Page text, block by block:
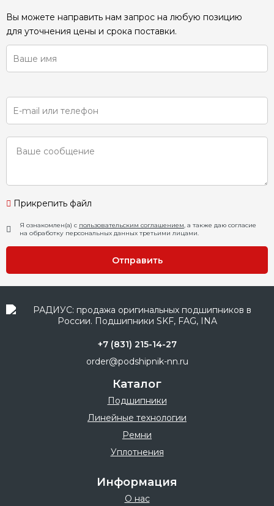
Вы можете направить нам запрос на любую позицию
для уточнения цены и срока поставки.
Прикрепить файл
Я ознакомлен(а) с пользовательским соглашением, а также даю согласие
на обработку персональных данных третьими лицами.
Отправить
+7 (831) 215-14-27
order@podshipnik-nn.ru
Каталог
Подшипники
Линейные технологии
Ремни
Уплотнения
Информация
О нас